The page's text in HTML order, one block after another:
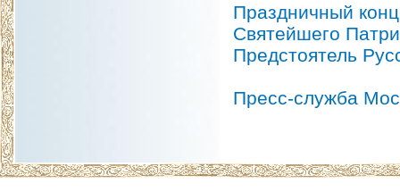
Праздничный
Святейшего
Предстоятель
Пресс-служба